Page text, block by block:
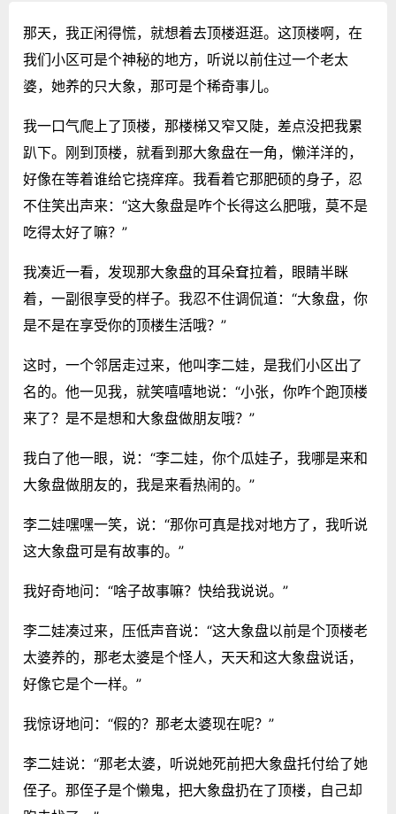
那天，我正闲得慌，就想着去顶楼逛逛。这顶楼啊，在
我们小区可是个神秘的地方，听说以前住过一个老太
婆，她养的只大象，那可是个稀奇事儿。
我一口气爬上了顶楼，那楼梯又窄又陡，差点没把我累
趴下。刚到顶楼，就看到那大象盘在一角，懒洋洋的，
好像在等着谁给它挠痒痒。我看着它那肥硕的身子，忍
不住笑出声来：“这大象盘是咋个长得这么肥哦，莫不是
吃得太好了嘛？”
我凑近一看，发现那大象盘的耳朵耷拉着，眼睛半眯
着，一副很享受的样子。我忍不住调侃道：“大象盘，你
是不是在享受你的顶楼生活哦？”
这时，一个邻居走过来，他叫李二娃，是我们小区出了
名的。他一见我，就笑嘻嘻地说：“小张，你咋个跑顶楼
来了？是不是想和大象盘做朋友哦？”
我白了他一眼，说：“李二娃，你个瓜娃子，我哪是来和
大象盘做朋友的，我是来看热闹的。”
李二娃嘿嘿一笑，说：“那你可真是找对地方了，我听说
这大象盘可是有故事的。”
我好奇地问：“啥子故事嘛？快给我说说。”
李二娃凑过来，压低声音说：“这大象盘以前是个顶楼老
太婆养的，那老太婆是个怪人，天天和这大象盘说话，
好像它是个一样。”
我惊讶地问：“假的？那老太婆现在呢？”
李二娃说：“那老太婆，听说她死前把大象盘托付给了她
侄子。那侄子是个懒鬼，把大象盘扔在了顶楼，自己却